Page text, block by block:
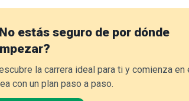
estás seguro de por dónde
la carrera ideal para ti y comienza en
con un plan paso a paso.